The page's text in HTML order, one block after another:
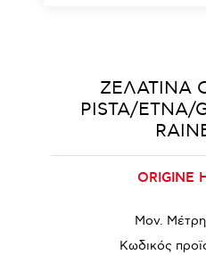
ΖΕΛΑΤΙΝΑ
PISTA/ETNA/
ORIGINE
Μον.
Κωδικός